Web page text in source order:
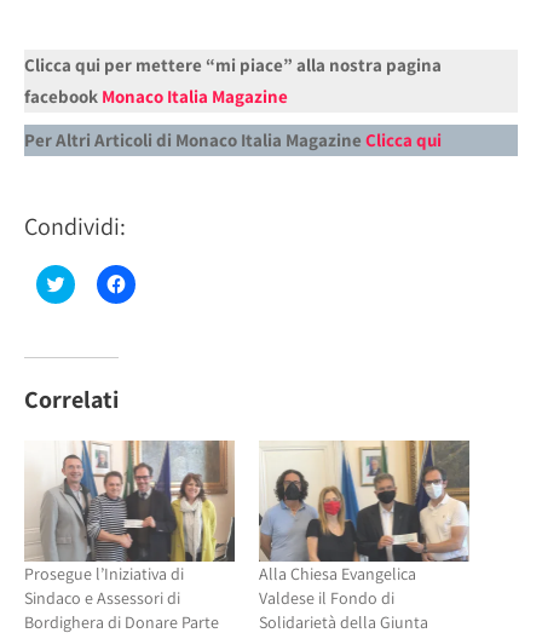
Clicca qui per mettere “mi piace” alla nostra pagina
facebook Monaco Italia Magazine
Per Altri Articoli di Monaco Italia Magazine Clicca qui
Condividi:
Fai
clic
su
(Si
apre
una
nuova
finestra)
Fai
clic
nuova
finestra)
Correlati
Prosegue l’Iniziativa di
Sindaco e Assessori di
Bordighera di Donare Parte
Alla Chiesa Evangelica
Valdese il Fondo di
Solidarietà della Giunta